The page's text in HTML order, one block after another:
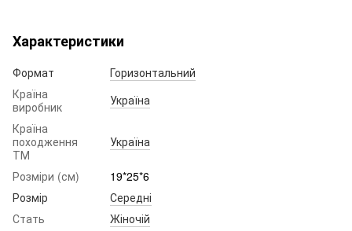
Характеристики
Формат
Горизонтальний
Країна
виробник
Україна
Країна
походження
ТМ
Україна
Розміри (см)
19*25*6
Розмір
Середні
Стать
Жіночій